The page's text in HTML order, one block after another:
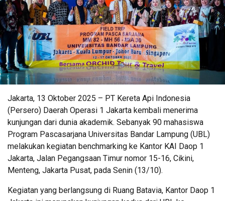
Jakarta, 13 Oktober 2025 – PT Kereta Api Indonesia
(Persero) Daerah Operasi 1 Jakarta kembali menerima
kunjungan dari dunia akademik. Sebanyak 90 mahasiswa
Program Pascasarjana Universitas Bandar Lampung (UBL)
melakukan kegiatan benchmarking ke Kantor KAI Daop 1
Jakarta, Jalan Pegangsaan Timur nomor 15-16, Cikini,
Menteng, Jakarta Pusat, pada Senin (13/10).
Kegiatan yang berlangsung di Ruang Batavia, Kantor Daop 1